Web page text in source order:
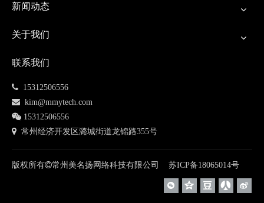
20、Pay Per Click/PPC
在推广平台监测到当天消费超过设定的每日预算额后，推广
内容会自动下线。
出价，指商户愿意为一次点击所支付的最高费用。常用搜索
引擎计费机制保证实际点击价格不高于甚至低于商户的出
新闻动态
关于我们
联系我们
 15312506556
 kim@mmytech.com
 15312506556
 常州经济开发区潞城街道龙锦路355号
版权所有常州美名扬网络科技有限公司 苏ICP备18065014号